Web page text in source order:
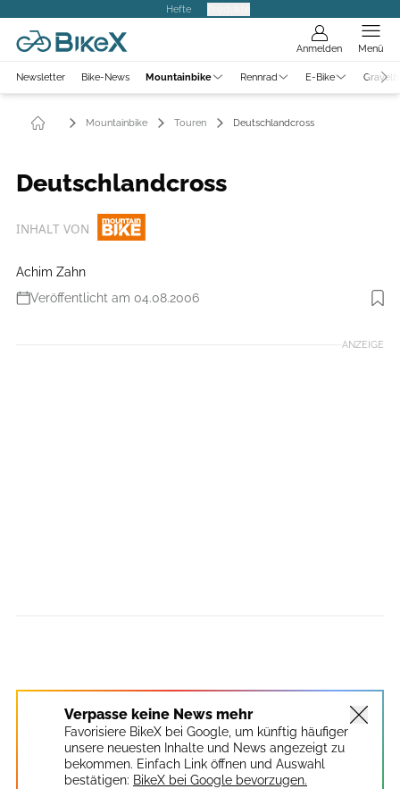
Hefte
Anmelden Menü
Newsletter Bike-News Mountainbike Rennrad E-Bike
Mountainbike Touren Deutschlandcross
Deutschlandcross
INHALT VON
Achim Zahn
Veröffentlicht am 04.08.2006
ANZEIGE
Verpasse keine News mehr
Favorisiere BikeX bei Google, um künftig häufiger
unsere neuesten Inhalte und News angezeigt zu
bekommen. Einfach Link öffnen und Auswahl
bestätigen: BikeX bei Google bevorzugen.